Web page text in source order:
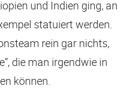
und Indien ging, an
statuiert werden.
rein gar nichts,
die man irgendwie in
können.